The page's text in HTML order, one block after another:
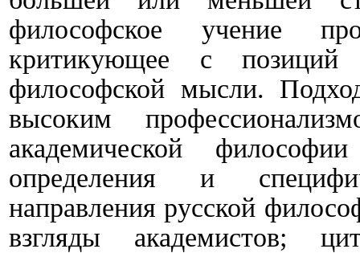
философское учение
критикующее с позиций
философской мысли.
высоким
академической
определения и
направления русской
взгляды академистов;